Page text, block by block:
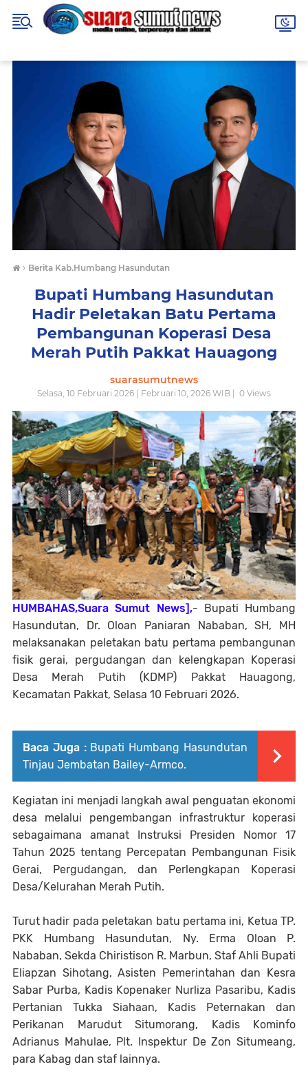
› Berita Kab.Humbang Hasundutan
Bupati Humbang Hasundutan
Hadir Peletakan Batu Pertama
Pembangunan Koperasi Desa
Merah Putih Pakkat Hauagong
suarasumutnews
Selasa, 10 Februari 2026 | Februari 10, 2026 WIB | 0 Views
HUMBAHAS,Suara Sumut News],- Bupati Humbang
Hasundutan, Dr. Oloan Paniaran Nababan, SH, MH
melaksanakan peletakan batu pertama pembangunan
fisik gerai, pergudangan dan kelengkapan Koperasi
Desa Merah Putih (KDMP) Pakkat Hauagong,
Kecamatan Pakkat, Selasa 10 Februari 2026.
Baca Juga : Bupati Humbang Hasundutan
Tinjau Jembatan Bailey-Armco.
Kegiatan ini menjadi langkah awal penguatan ekonomi
desa melalui pengembangan infrastruktur koperasi
sebagaimana amanat Instruksi Presiden Nomor 17
Tahun 2025 tentang Percepatan Pembangunan Fisik
Gerai, Pergudangan, dan Perlengkapan Koperasi
Desa/Kelurahan Merah Putih.
Turut hadir pada peletakan batu pertama ini, Ketua TP.
PKK Humbang Hasundutan, Ny. Erma Oloan P.
Nababan, Sekda Chiristison R. Marbun, Staf Ahli Bupati
Eliapzan Sihotang, Asisten Pemerintahan dan Kesra
Sabar Purba, Kadis Kopenaker Nurliza Pasaribu, Kadis
Pertanian Tukka Siahaan, Kadis Peternakan dan
Perikanan Marudut Situmorang, Kadis Kominfo
Adrianus Mahulae, Plt. Inspektur De Zon Situmeang,
para Kabag dan staf lainnya.